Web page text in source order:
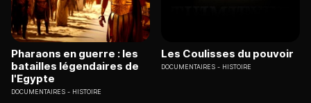
Pharaons en guerre : les
batailles légendaires de
l'Egypte
DOCUMENTAIRES HISTOIRE
Les Coulisses du pouvoir
DOCUMENTAIRES HISTOIRE